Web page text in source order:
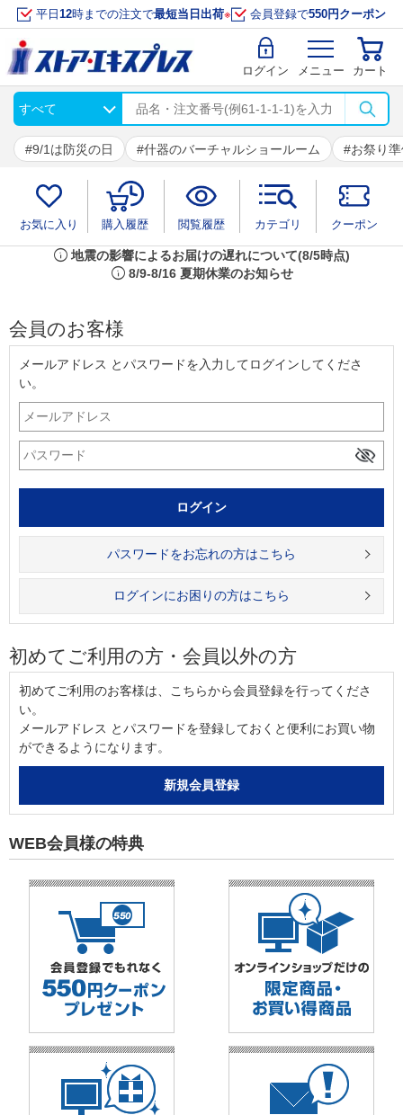
平日 12時までの注文で最短当日出荷※ 会員登録で550円クーポン
ログイン メニュー カート
9/1は防災の日 什器のバーチャルショールーム お祭り
お気に入り 購入履歴 閲覧履歴 カテゴリ クーポン
info 地震の影響によるお届けの遅れについて(8/5時点)
info 8/9-8/16 夏期休業のお知らせ
会員のお客様
メールアドレス とパスワードを入力してログインしてくださ
い。
パスワードをお忘れの方はこちら
ログインにお困りの方はこちら
初めてご利用の方・会員以外の方
初めてご利用のお客様は、こちらから会員登録を行ってくださ
い。
メールアドレス とパスワードを登録しておくと便利にお買い物
ができるようになります。
WEB会員様の特典